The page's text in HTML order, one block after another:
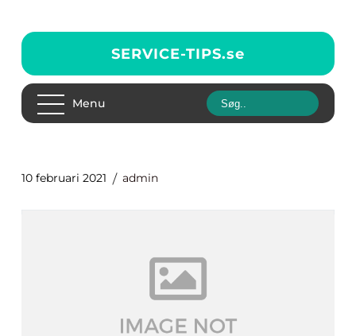
SERVICE-TIPS.se
Menu
10 februari 2021 admin